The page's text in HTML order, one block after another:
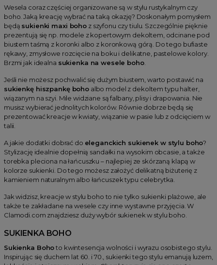
Wesela coraz częściej organizowane są w stylu rustykalnym czy
boho. Jaką kreację wybrać na taką okazję? Doskonałym pomysłem
będą sukienki maxi boho z szyfonu czy tiulu. Szczególnie pięknie
prezentują się np. modele z kopertowym dekoltem, odcinane pod
biustem taśmą z koronki albo z koronkową górą. Do tego bufiaste
rękawy, zmysłowe rozcięcie na boku i delikatne, pastelowe kolory.
Brzmi jak idealna sukienka na wesele boho.
Jeśli nie możesz pochwalić się dużym biustem, warto postawić na
sukienkę hiszpankę boho albo model z dekoltem typu halter,
wiązanym na szyi. Mile widziane są falbany, plisy i drapowania. Nie
musisz wybierać jednolitych kolorów. Równie dobrze będą się
prezentować kreacje w kwiaty, wiązanie w pasie lub z odcięciem w
talii.
A jakie dodatki dobrać do eleganckich sukienek w stylu boho?
Stylizację idealnie dopełnią sandałki na wysokim obcasie, a także
torebka pleciona na łańcuszku – najlepiej ze skórzaną klapą w
kolorze sukienki. Do tego możesz założyć delikatną biżuterię z
kamieniem naturalnym albo łańcuszek typu celebrytka.
Jak widzisz, kreacje w stylu boho to nie tylko sukienki plażowe, ale
także te zakładane na wesele czy inne wystawne przyjęcia. W
Clamodi.com znajdziesz duży wybór sukienek w stylu boho.
SUKIENKA BOHO
Sukienka Bohoto kwintesencja wolności i wyrazu osobistego stylu.
Inspirując się duchem lat 60. i 70., sukienki tego stylu emanują luzem,